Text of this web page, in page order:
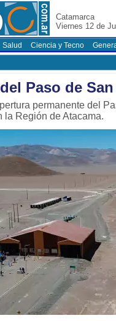
Catamarca
Viernes 12 de
Salud Ciencia y Tecno
Paso de
permanente del
la Región de Atacama.